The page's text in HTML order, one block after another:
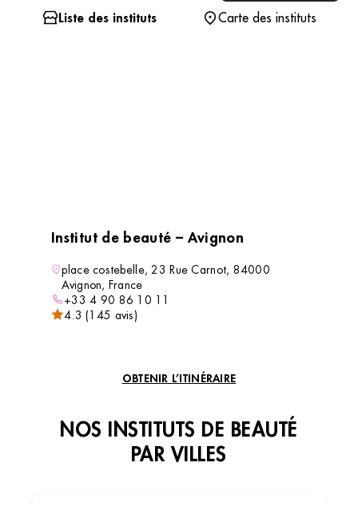
Liste des instituts Carte des instituts
Institut de beauté – Avignon
place costebelle, 23 Rue Carnot, 84000
Avignon, France
+33 4 90 86 10 11
4.3 (145 avis)
OBTENIR L’ITINÉRAIRE
NOS INSTITUTS DE BEAUTÉ
PAR VILLES